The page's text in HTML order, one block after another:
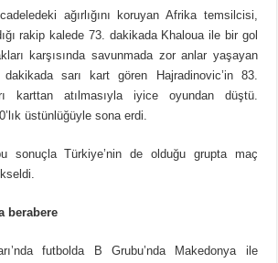
ağırlığını koruyan Afrika temsilcisi,
rakip kalede 73. dakikada Khaloua ile bir gol
karşısında savunmada zor anlar yaşayan
sarı kart gören Hajradinovic’in 83.
karttan atılmasıyla iyice oyundan düştü.
üstünlüğüyle sona erdi.
sonuçla Türkiye’nin de olduğu grupta maç
berabere
futbolda B Grubu’nda Makedonya ile